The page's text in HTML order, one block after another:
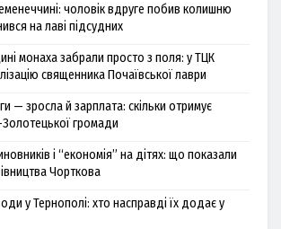
чоловік вдруге побив колишню
на лаві підсудних
монаха забрали просто з поля: у ТЦК
священника Почаївської лаври
— зросла й зарплата: скільки отримує
громади
і “економія” на дітях: що показали
Чорткова
у Тернополі: хто насправді їх додає у